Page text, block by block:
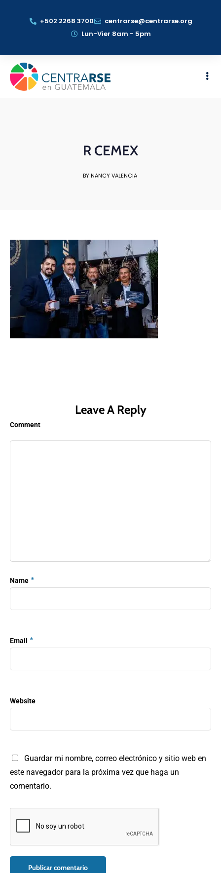
+502 2268 3700
centrarse@centrarse.org
Lun-Vier 8am - 5pm
R CEMEX
BY NANCY VALENCIA
Leave A Reply
Comment
Name *
Email *
Website
Guardar mi nombre, correo electrónico y sitio web en
este navegador para la próxima vez que haga un
comentario.